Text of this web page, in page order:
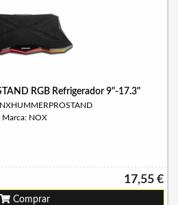
RGB Refrigerador 9"-17.3"
Marca: NOX
17,55 €
Comprar